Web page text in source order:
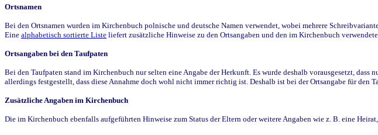
Ortsnamen
Bei den Ortsnamen wurden im Kirchenbuch polnische und deutsche Namen verwendet, wobei mehrere
Eine alphabetisch sortierte Liste liefert zusätzliche Hinweise zu den Ortsangaben und den im Kirchenbuch
Ortsangaben bei den Taufpaten
Bei den Taufpaten stand im Kirchenbuch nur selten eine Angabe der Herkunft. Es wurde deshalb vorausgesetzt,
allerdings festgestellt, dass diese Annahme doch wohl nicht immer richtig ist. Deshalb ist bei der Ortsangabe für den
Zusätzliche Angaben im Kirchenbuch
Die im Kirchenbuch ebenfalls aufgeführten Hinweise zum Status der Eltern oder weitere Angaben wie z. B. eine